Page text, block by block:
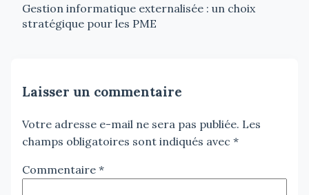
Gestion informatique externalisée : un choix
stratégique pour les PME
Laisser un commentaire
Votre adresse e-mail ne sera pas publiée. Les
champs obligatoires sont indiqués avec *
Commentaire *